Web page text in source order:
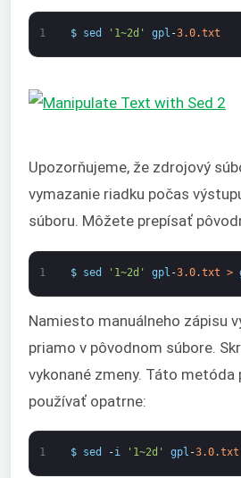
1 $ sed '1~2d' gpl -3.0.txt
Upozorňujeme, že zdrojový
vymazanie riadku počas
súboru. Môžete prepísať
1 $ sed '1~2d' gpl -3.0.txt >
Namiesto manuálneho zápisu
priamo v pôvodnom súbore.
vykonané zmeny. Táto metóda
používať opatrne:
1 $ sed -i '1~2d' gpl -3.0.txt